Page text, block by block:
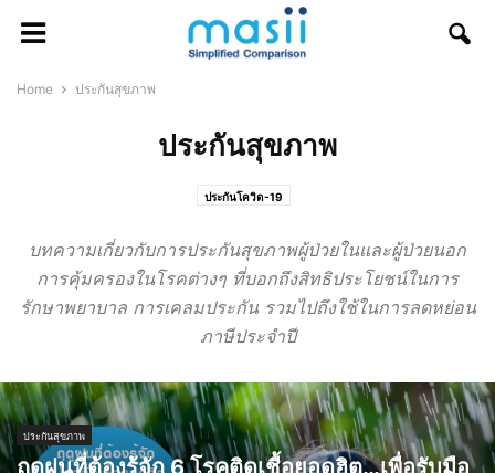
Home ประกันสุขภาพ
ประกันสุขภาพ
ประกันโควิด-19
บทความเกี่ยวกับการประกันสุขภาพผู้ป่วยในและผู้ป่วยนอก
การคุ้มครองในโรคต่างๆ ที่บอกถึงสิทธิประโยชน์ในการ
รักษาพยาบาล การเคลมประกัน รวมไปถึงใช้ในการลดหย่อน
ภาษีประจำปี
ประกันสุขภาพ
ฤดูฝนที่ต้องรู้จัก 6 โรคติดเชื้อยอดฮิต…เพื่อรับมือ